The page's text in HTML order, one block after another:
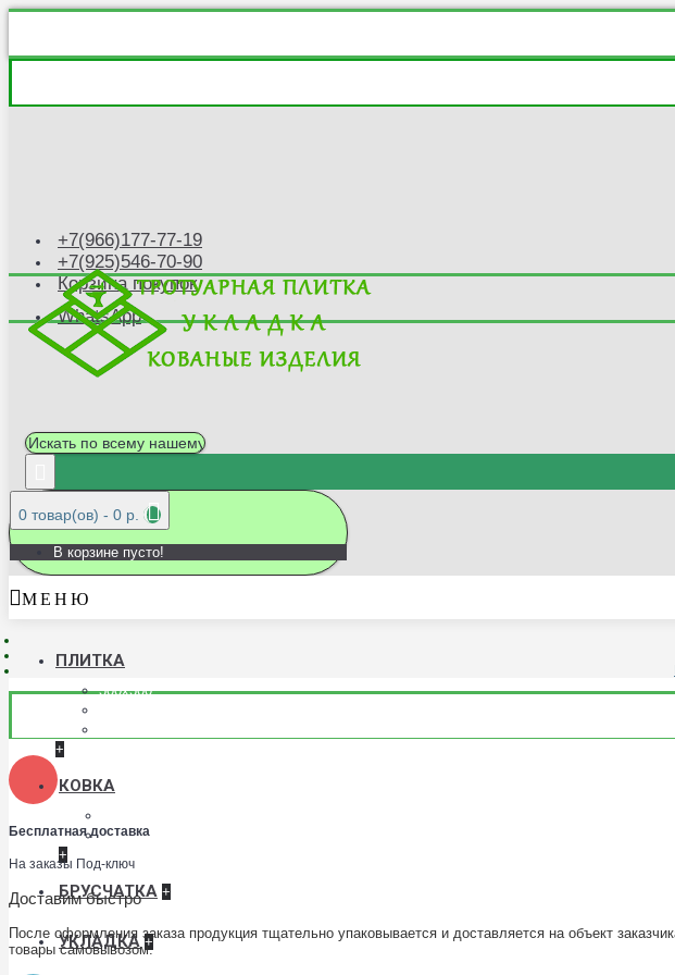
+7(966)177-77-19
+7(925)546-70-90
Корзина покупок
WhatsApp
0 товар(ов) - 0 р.
В корзине пусто!
М Е Н Ю
ПЛИТКА
300x300
+
КОВКА
Кованые ворота
+
БРУСЧАТКА +
УКЛАДКА +
Бесплатная доставка
На заказы Под-ключ
Доставим быстро
После оформления заказа продукция тщательно упаковывается и доставляется на объект
товары самовывозом.